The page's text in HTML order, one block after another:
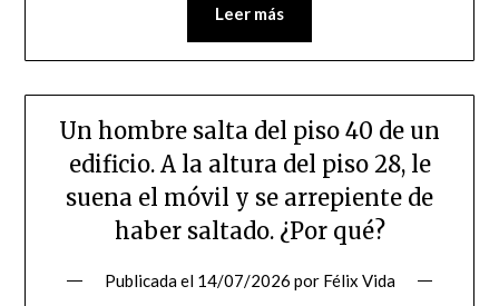
Leer más
Un hombre salta del piso 40 de un
edificio. A la altura del piso 28, le
suena el móvil y se arrepiente de
haber saltado. ¿Por qué?
Publicada el 14/07/2026 por Félix Vida